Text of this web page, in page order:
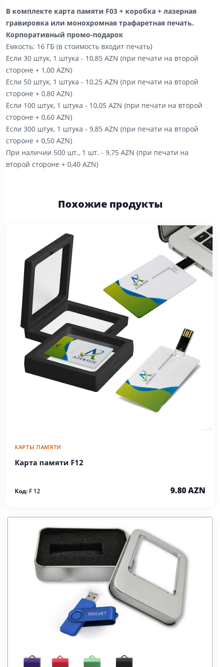
В комплекте карта памяти F03 + коробка + лазерная
гравировка или монохромная трафаретная печать.
Корпоративный промо-подарок
Емкость: 16 ГБ (в стоимость входит печать)
Если 30 штук, 1 штука - 10,85 AZN (при печати на второй
стороне + 1,00 AZN)
Если 50 штук, 1 штука - 10,25 AZN (при печати на второй
стороне + 0,80 AZN)
Если 100 штук, 1 штука - 10,05 AZN (при печати на второй
стороне + 0,60 AZN)
Если 300 штук, 1 штука - 9,85 AZN (при печати на второй
стороне + 0,50 AZN)
При наличии 500 шт., 1 шт. - 9,75 AZN (при печати на
второй стороне + 0,40 AZN)
Похожие продукты
КАРТЫ ПАМЯТИ
Карта памяти F12
Код: F 12 9.80 AZN